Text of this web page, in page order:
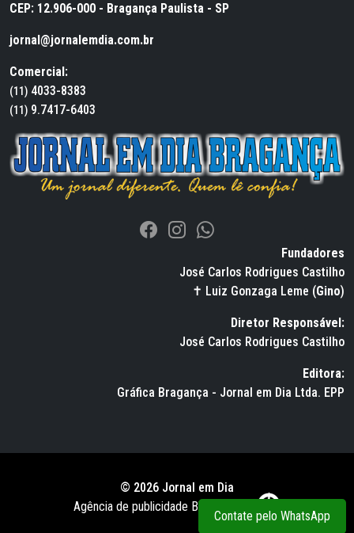
CEP: 12.906-000 - Bragança Paulista - SP
jornal@jornalemdia.com.br
Comercial:
(11) 4033-8383
(11) 9.7417-6403
Fundadores
José Carlos Rodrigues Castilho
✝ Luiz Gonzaga Leme (Gino)
Diretor Responsável:
José Carlos Rodrigues Castilho
Editora:
Gráfica Bragança - Jornal em Dia Ltda. EPP
© 2026 Jornal em Dia
Agência de publicidade BWS RUSSO
Contate pelo WhatsApp